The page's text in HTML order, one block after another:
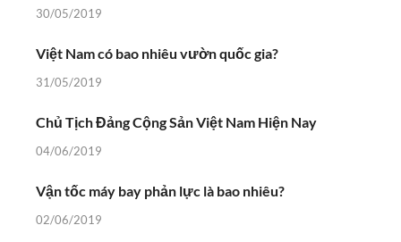
30/05/2019
Việt Nam có bao nhiêu vườn quốc gia?
31/05/2019
Chủ Tịch Đảng Cộng Sản Việt Nam Hiện Nay
04/06/2019
Vận tốc máy bay phản lực là bao nhiêu?
02/06/2019